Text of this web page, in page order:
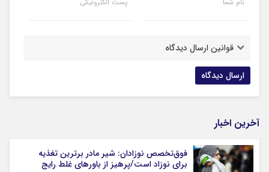
قوانین ارسال دیدگاه
آخرین اخبار
فوق‌تخصص نوزادان: شیر مادر برترین تغذیه
برای نوزاد است/پرهیز از باورهای غلط رایج